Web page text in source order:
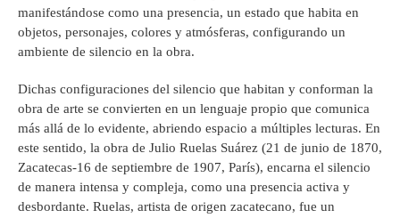
manifestándose como una presencia, un estado que habita en
objetos, personajes, colores y atmósferas, configurando un
ambiente de silencio en la obra.
Dichas configuraciones del silencio que habitan y conforman la
obra de arte se convierten en un lenguaje propio que comunica
más allá de lo evidente, abriendo espacio a múltiples lecturas. En
este sentido, la obra de Julio Ruelas Suárez (21 de junio de 1870,
Zacatecas-16 de septiembre de 1907, París), encarna el silencio
de manera intensa y compleja, como una presencia activa y
desbordante. Ruelas, artista de origen zacatecano, fue un